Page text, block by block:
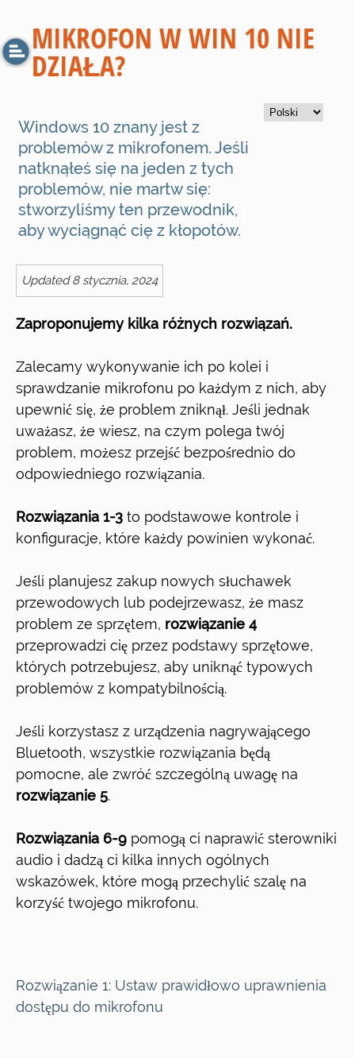
MIKROFON W WIN 10 NIE
DZIAŁA?
Windows 10 znany jest z
problemów z mikrofonem. Jeśli
natknąłeś się na jeden z tych
problemów, nie martw się:
stworzyliśmy ten przewodnik,
aby wyciągnąć cię z kłopotów.
Updated 8 stycznia, 2024
Zaproponujemy kilka różnych rozwiązań.
Zalecamy wykonywanie ich po kolei i
sprawdzanie mikrofonu po każdym z nich, aby
upewnić się, że problem zniknął. Jeśli jednak
uważasz, że wiesz, na czym polega twój
problem, możesz przejść bezpośrednio do
odpowiedniego rozwiązania.
Rozwiązania 1-3 to podstawowe kontrole i
konfiguracje, które każdy powinien wykonać.
Jeśli planujesz zakup nowych słuchawek
przewodowych lub podejrzewasz, że masz
problem ze sprzętem, rozwiązanie 4
przeprowadzi cię przez podstawy sprzętowe,
których potrzebujesz, aby uniknąć typowych
problemów z kompatybilnością.
Jeśli korzystasz z urządzenia nagrywającego
Bluetooth, wszystkie rozwiązania będą
pomocne, ale zwróć szczególną uwagę na
rozwiązanie 5.
Rozwiązania 6-9 pomogą ci naprawić sterowniki
audio i dadzą ci kilka innych ogólnych
wskazówek, które mogą przechylić szalę na
korzyść twojego mikrofonu.
Rozwiązanie 1: Ustaw prawidłowo uprawnienia
dostępu do mikrofonu